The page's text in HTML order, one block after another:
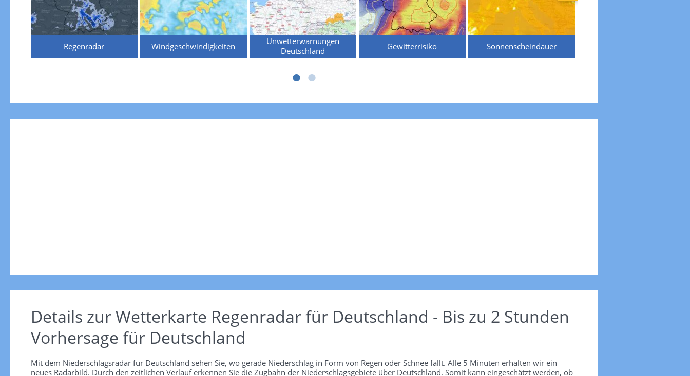
Regenradar Windgeschwindigkeiten
Unwetterwarnungen
Deutschland
Gewitterrisiko Sonnenscheindauer
Details zur Wetterkarte Regenradar für Deutschland - Bis zu 2 Stunden
Vorhersage für Deutschland
Mit dem Niederschlagsradar für Deutschland sehen Sie, wo gerade Niederschlag in Form von Regen oder Schnee fällt. Alle 5 Minuten erhalten wir ein
neues Radarbild. Durch den zeitlichen Verlauf erkennen Sie die Zugbahn der Niederschlagsgebiete über Deutschland. Somit kann eingeschätzt werden, ob